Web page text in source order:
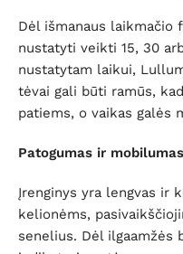
Dėl išmanaus laikmačio
nustatyti veikti 15, 30
nustatytam laikui,
tėvai gali būti ramūs,
patiems, o vaikas galės
Patogumas ir
Įrenginys yra lengvas ir
kelionėms,
senelius. Dėl ilgaamžės